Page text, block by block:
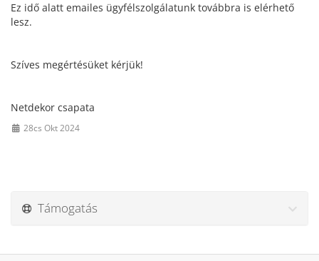
Ez idő alatt emailes ügyfélszolgálatunk továbbra is elérhető
lesz.
Szíves megértésüket kérjük!
Netdekor csapata
28cs Okt 2024
Támogatás